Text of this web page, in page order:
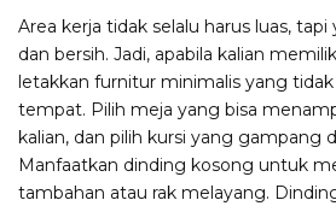
Area kerja tidak selalu harus luas,
dan bersih. Jadi, apabila kalian
letakkan furnitur minimalis yang
tempat. Pilih meja yang bisa
kalian, dan pilih kursi yang gampang
Manfaatkan dinding kosong untuk
tambahan atau rak melayang.